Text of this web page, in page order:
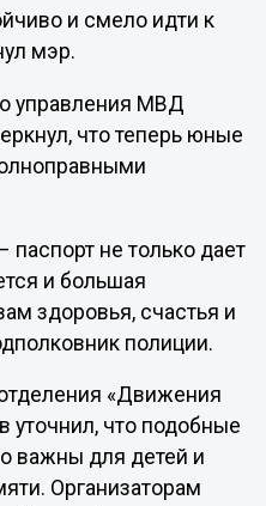
и смело идти к
мэр.
управления МВД
что теперь юные
не только дает
и большая
здоровья, счастья и
полиции.
«Движения
уточнил, что подобные
важны для детей и
Организаторам